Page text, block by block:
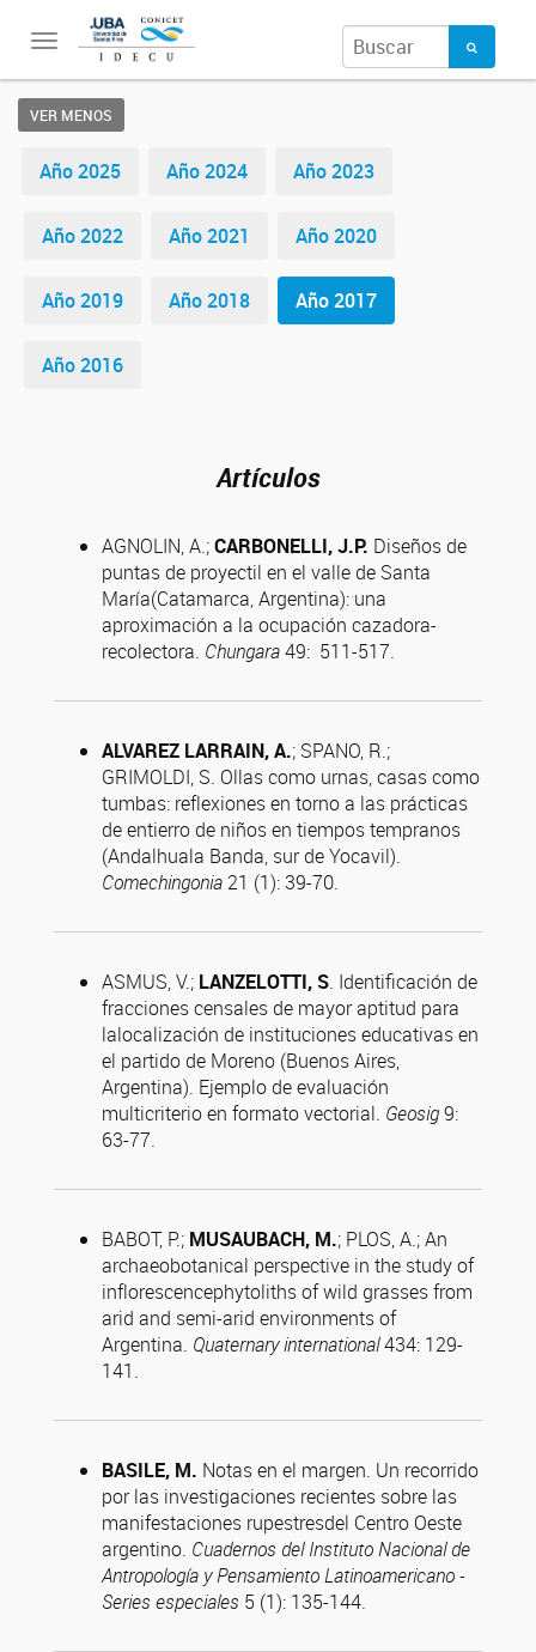
Toggle
navigation
VER MENOS
Año 2025 Año 2024 Año 2023
Año 2022 Año 2021 Año 2020
Año 2019 Año 2018 Año 2017
Año 2016
Artículos
AGNOLIN, A.;CARBONELLI, J.P. Diseños de
puntas de proyectil en el valle de Santa
María(Catamarca, Argentina): una
aproximación a la ocupación cazadora-
recolectora. Chungara49: 511-517.
ALVAREZ LARRAIN, A.; SPANO, R.;
GRIMOLDI, S. Ollas como urnas, casas como
tumbas: reflexiones en torno a las prácticas
de entierro de niños en tiempos tempranos
(Andalhuala Banda, sur de Yocavil).
Comechingonia 21 (1): 39-70.
ASMUS, V.; LANZELOTTI, S. Identificación de
fracciones censales de mayor aptitud para
lalocalización de instituciones educativas en
el partido de Moreno (Buenos Aires,
Argentina). Ejemplo de evaluación
multicriterio en formato vectorial. Geosig9:
63-77.
BABOT, P.; MUSAUBACH, M.; PLOS, A.; An
archaeobotanical perspective in the study of
inflorescencephytoliths of wild grasses from
arid and semi-arid environments of
Argentina. Quaternary international434: 129-
141.
BASILE, M. Notas en el margen. Un recorrido
por las investigaciones recientes sobre las
manifestaciones rupestresdel Centro Oeste
argentino. Cuadernos del Instituto Nacional de
Antropología y Pensamiento Latinoamericano -
Series especiales 5 (1): 135-144.